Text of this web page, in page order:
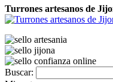
Turrones artesanos de
Buscar: